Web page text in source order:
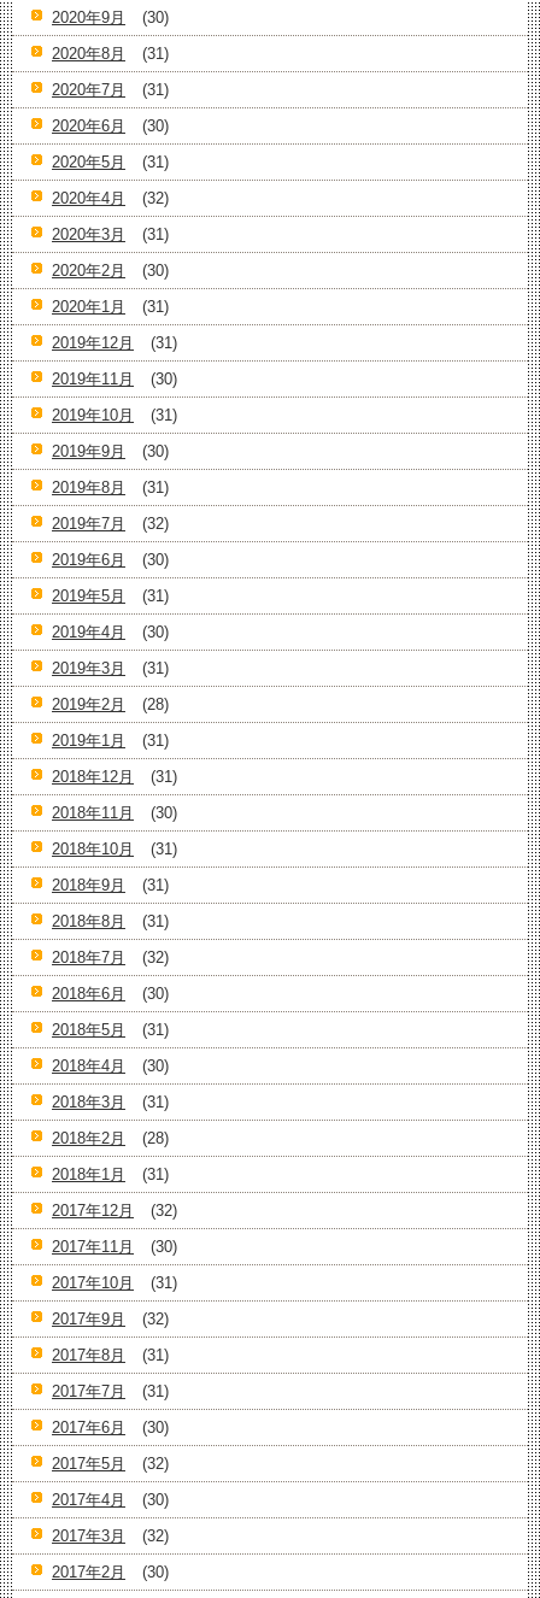
2020年9月
(30)
2020年8月
(31)
2020年7月
(31)
2020年6月
(30)
2020年5月
(31)
2020年4月
(32)
2020年3月
(31)
2020年2月
(30)
2020年1月
(31)
2019年12月
(31)
2019年11月
(30)
2019年10月
(31)
2019年9月
(30)
2019年8月
(31)
2019年7月
(32)
2019年6月
(30)
2019年5月
(31)
2019年4月
(30)
2019年3月
(31)
2019年2月
(28)
2019年1月
(31)
2018年12月
(31)
2018年11月
(30)
2018年10月
(31)
2018年9月
(31)
2018年8月
(31)
2018年7月
(32)
2018年6月
(30)
2018年5月
(31)
2018年4月
(30)
2018年3月
(31)
2018年2月
(28)
2018年1月
(31)
2017年12月
(32)
2017年11月
(30)
2017年10月
(31)
2017年9月
(32)
2017年8月
(31)
2017年7月
(31)
2017年6月
(30)
2017年5月
(32)
2017年4月
(30)
2017年3月
(32)
2017年2月
(30)